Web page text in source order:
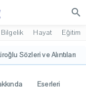
search
Bilgelik Hayat Eğitim
Sözleri ve Alıntıları
Eserleri